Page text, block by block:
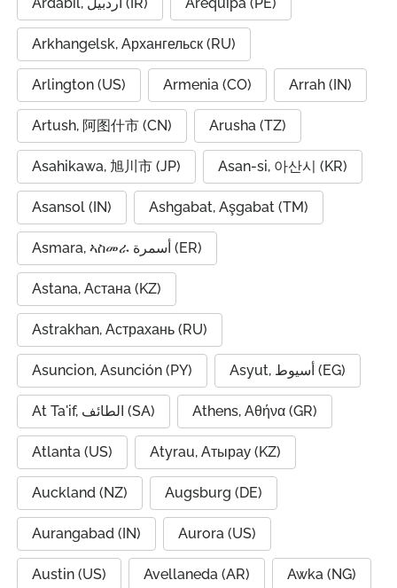
Arkhangelsk, Архангельск (RU)
Arlington (US) Armenia (CO) Arrah (IN)
Artush, 阿图什市 (CN) Arusha (TZ)
Asahikawa, 旭川市 (JP) Asan-si, 아산시 (KR)
Asansol (IN) Ashgabat, Aşgabat (TM)
Asmara, ኣስመራ أسمرة (ER)
Astana, Астана (KZ)
Astrakhan, Астрахань (RU)
Asuncion, Asunción (PY) Asyut, أسيوط (EG)
At Ta'if, الطائف (SA) Athens, Αθήνα (GR)
Atlanta (US) Atyrau, Атырау (KZ)
Auckland (NZ) Augsburg (DE)
Aurangabad (IN) Aurora (US)
Austin (US) Avellaneda (AR) Awka (NG)